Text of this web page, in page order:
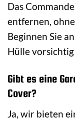
Das
entfernen,
Beginnen Sie
Hülle vorsichtig
Gibt es eine
Cover?
Ja, wir bieten